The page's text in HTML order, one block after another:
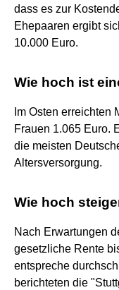
dass es zur
Ehepaaren ergibt
10.000 Euro.
Wie hoch ist
Im Osten erreichten
Frauen 1.065 Euro.
die meisten
Altersversorgung.
Wie hoch
Nach Erwartungen
gesetzliche Rente
entspreche
berichteten die